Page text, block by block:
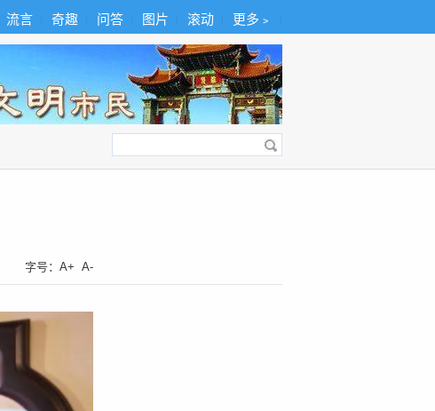
流言 奇趣 问答 图片 滚动 更多﹥
字号： A+ A-